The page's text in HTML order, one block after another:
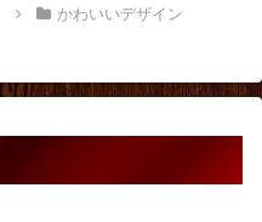
かわいいデザイン